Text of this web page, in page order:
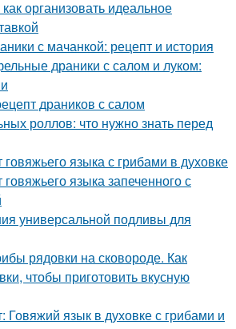
организовать идеальное
с мачанкой: рецепт и история
драники с салом и луком:
драников с салом
роллов: что нужно знать перед
языка с грибами в духовке
языка запеченного с
универсальной подливы для
рядовки на сковороде. Как
чтобы приготовить вкусную
Говяжий язык в духовке с грибами и